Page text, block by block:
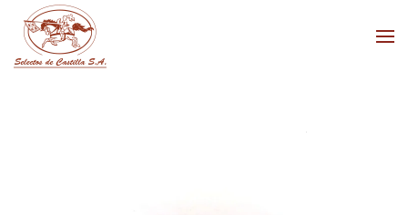
Skip to main content